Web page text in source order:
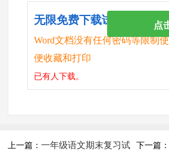
无限免费下载试卷
Word文档没有任何密码等限制
便收藏和打印
已有人下载。
点
上一篇：一年级语文期末复习试 下一篇：